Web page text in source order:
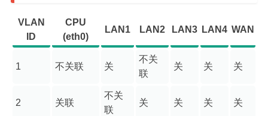
VLAN
ID
CPU
(eth0)
LAN1 LAN2 LAN3 LAN4 WAN
1 不关联 关
不关
联
关 关 关
2 关联
不关
联
关 关 关 关